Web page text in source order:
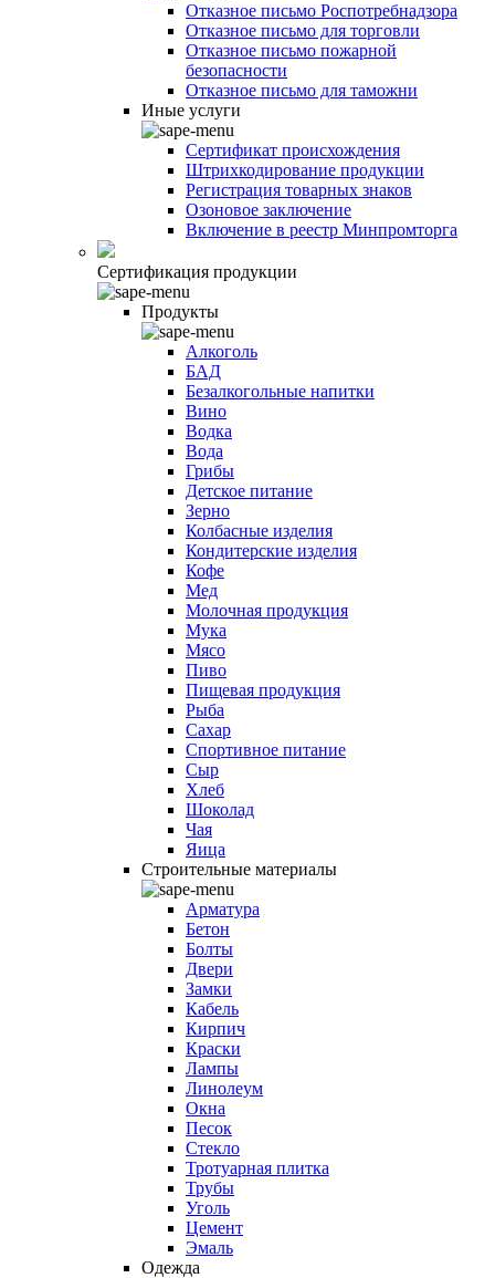
Отказное письмо Роспотребнадзора
Отказное письмо для торговли
Отказное письмо пожарной
безопасности
Отказное письмо для таможни
Иные услуги
Сертификат происхождения
Штрихкодирование продукции
Регистрация товарных знаков
Озоновое заключение
Включение в реестр Минпромторга
Сертификация продукции
Продукты
Алкоголь
БАД
Безалкогольные напитки
Вино
Водка
Вода
Грибы
Детское питание
Зерно
Колбасные изделия
Кондитерские изделия
Кофе
Мед
Молочная продукция
Мука
Мясо
Пиво
Пищевая продукция
Рыба
Сахар
Спортивное питание
Сыр
Хлеб
Шоколад
Чая
Яица
Строительные материалы
Арматура
Бетон
Болты
Двери
Замки
Кабель
Кирпич
Краски
Лампы
Линолеум
Окна
Песок
Стекло
Тротуарная плитка
Трубы
Уголь
Цемент
Эмаль
Одежда